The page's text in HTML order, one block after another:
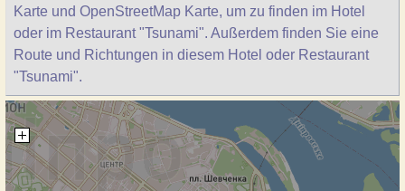
Karte und OpenStreetMap Karte, um zu finden im Hotel
oder im Restaurant "Tsunami". Außerdem finden Sie eine
Route und Richtungen in diesem Hotel oder Restaurant
"Tsunami".